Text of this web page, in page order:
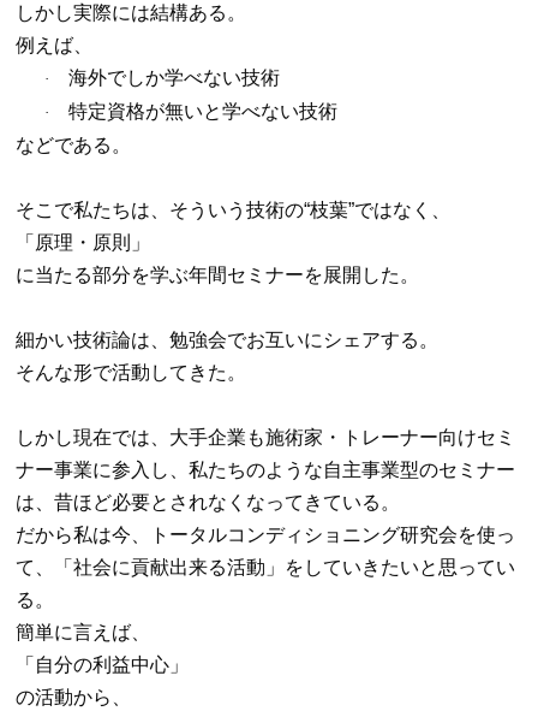
しかし実際には結構ある。
例えば、
· 海外でしか学べない技術
·
特定資格が無いと学べない技術
などである。
そこで私たちは、そういう技術の“枝葉”ではなく、
「原理・原則」
に当たる部分を学ぶ年間セミナーを展開した。
細かい技術論は、勉強会でお互いにシェアする。
そんな形で活動してきた。
しかし現在では、大手企業も施術家・トレーナー向けセミ
ナー事業に参入し、私たちのような自主事業型のセミナー
は、昔ほど必要とされなくなってきている。
だから私は今、トータルコンディショニング研究会を使っ
て、「社会に貢献出来る活動」をしていきたいと思ってい
る。
簡単に言えば、
「自分の利益中心」
の活動から、